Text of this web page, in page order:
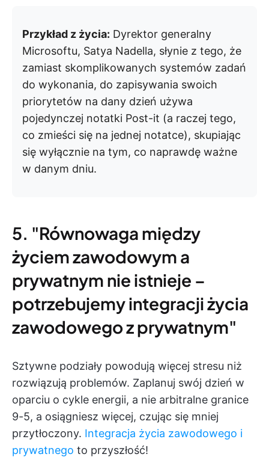
Przykład z życia: Dyrektor generalny
Microsoftu, Satya Nadella, słynie z tego, że
zamiast skomplikowanych systemów zadań
do wykonania, do zapisywania swoich
priorytetów na dany dzień używa
pojedynczej notatki Post-it (a raczej tego,
co zmieści się na jednej notatce), skupiając
się wyłącznie na tym, co naprawdę ważne
w danym dniu.
5. "Równowaga między
życiem zawodowym a
prywatnym nie istnieje –
potrzebujemy integracji życia
zawodowego z prywatnym"
Sztywne podziały powodują więcej stresu niż
rozwiązują problemów. Zaplanuj swój dzień w
oparciu o cykle energii, a nie arbitralne granice
9-5, a osiągniesz więcej, czując się mniej
przytłoczony. Integracja życia zawodowego i
prywatnego to przyszłość!